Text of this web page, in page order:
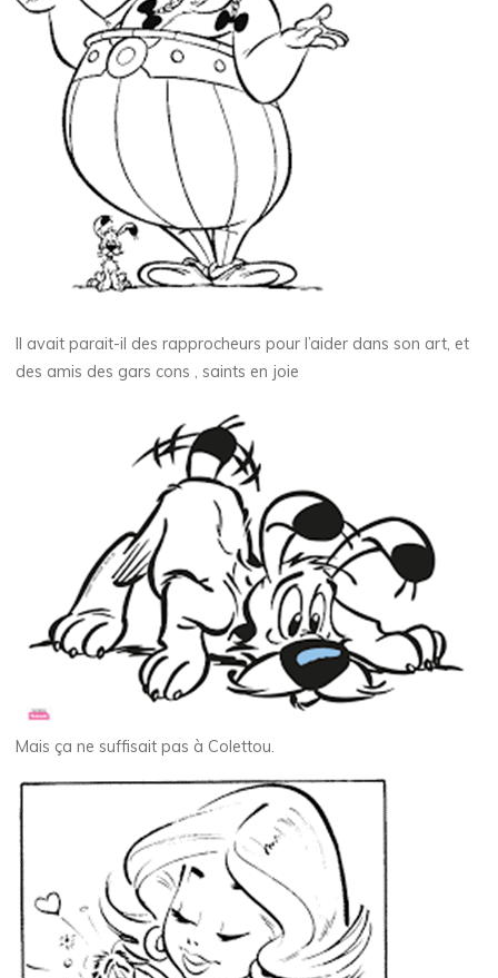
Il avait parait-il des rapprocheurs pour l’aider dans son art, et
des amis des gars cons , saints en joie
Mais ça ne suffisait pas à Colettou.